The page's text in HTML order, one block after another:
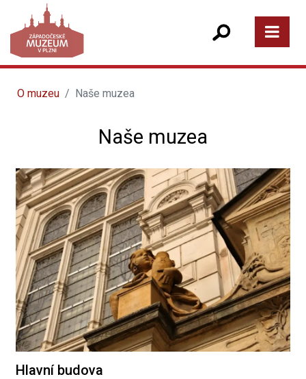
O muzeu Naše muzea
Naše muzea
Hlavní budova